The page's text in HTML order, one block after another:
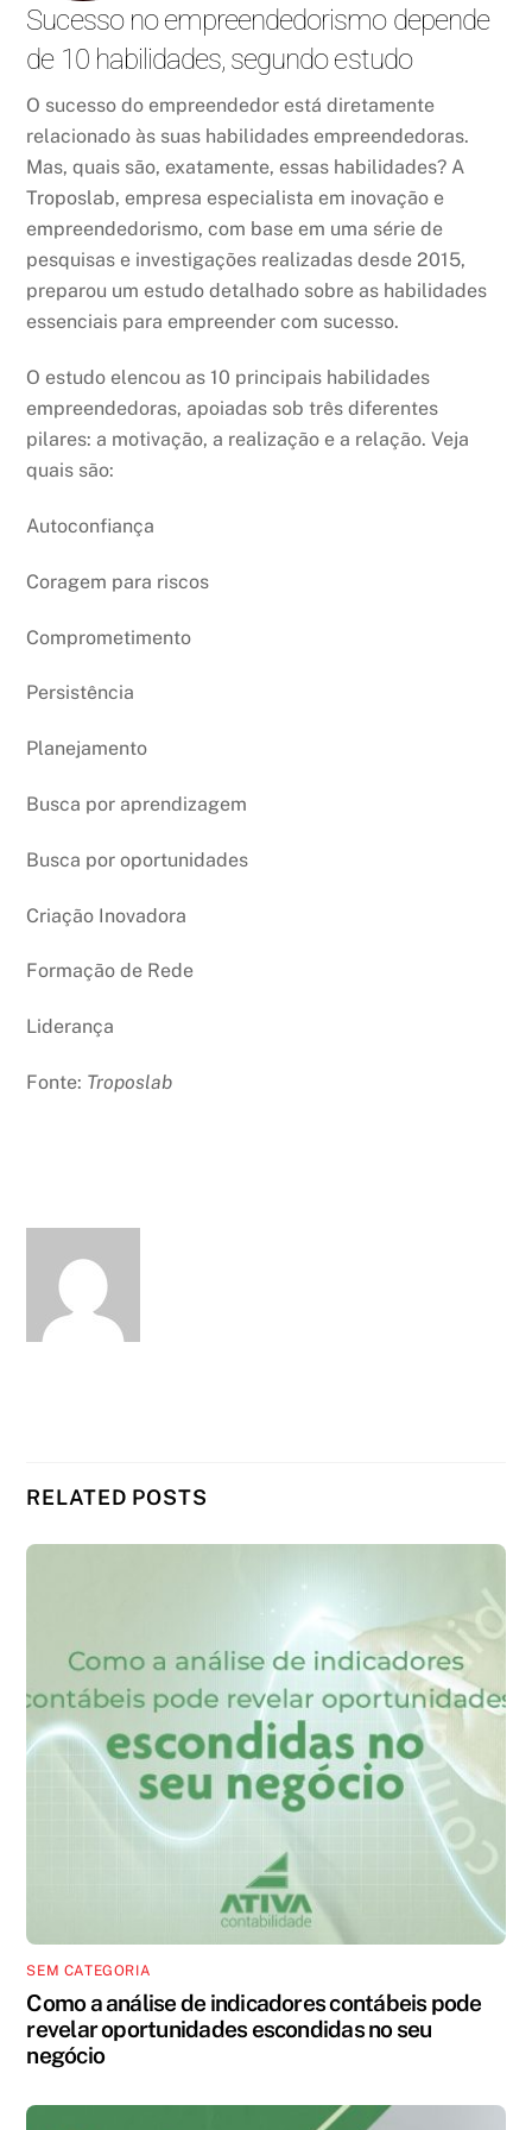
Sucesso no empreendedorismo depende
de 10 habilidades, segundo estudo
O sucesso do empreendedor está diretamente
relacionado às suas habilidades empreendedoras.
Mas, quais são, exatamente, essas habilidades? A
Troposlab, empresa especialista em inovação e
empreendedorismo, com base em uma série de
pesquisas e investigações realizadas desde 2015,
preparou um estudo detalhado sobre as habilidades
essenciais para empreender com sucesso.
O estudo elencou as 10 principais habilidades
empreendedoras, apoiadas sob três diferentes
pilares: a motivação, a realização e a relação. Veja
quais são:
Autoconfiança
Coragem para riscos
Comprometimento
Persistência
Planejamento
Busca por aprendizagem
Busca por oportunidades
Criação Inovadora
Formação de Rede
Liderança
Fonte: Troposlab
RELATED POSTS
SEM CATEGORIA
Como a análise de indicadores contábeis pode
revelar oportunidades escondidas no seu
negócio